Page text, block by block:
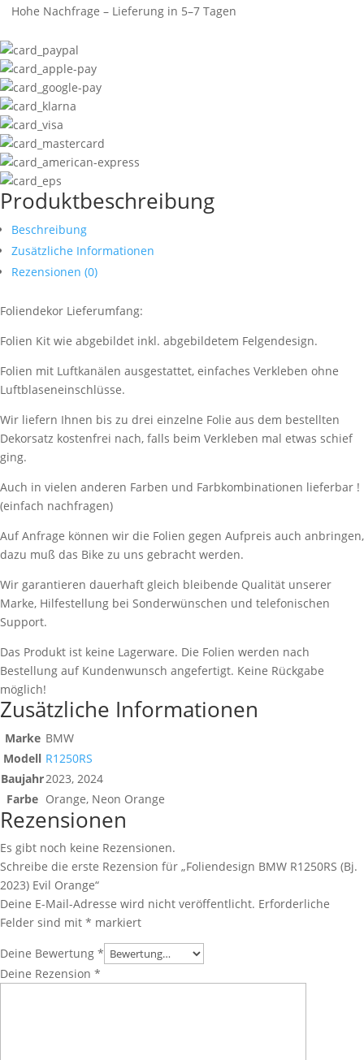
Hohe Nachfrage – Lieferung in 5–7 Tagen
Produktbeschreibung
Beschreibung
Zusätzliche Informationen
Rezensionen (0)
Foliendekor Lieferumfang:
Folien Kit wie abgebildet inkl. abgebildetem Felgendesign.
Folien mit Luftkanälen ausgestattet, einfaches Verkleben ohne
Luftblaseneinschlüsse.
Wir liefern Ihnen bis zu drei einzelne Folie aus dem bestellten
Dekorsatz kostenfrei nach, falls beim Verkleben mal etwas schief
ging.
Auch in vielen anderen Farben und Farbkombinationen lieferbar !
(einfach nachfragen)
Auf Anfrage können wir die Folien gegen Aufpreis auch anbringen,
dazu muß das Bike zu uns gebracht werden.
Wir garantieren dauerhaft gleich bleibende Qualität unserer
Marke, Hilfestellung bei Sonderwünschen und telefonischen
Support.
Das Produkt ist keine Lagerware. Die Folien werden nach
Bestellung auf Kundenwunsch angefertigt. Keine Rückgabe
möglich!
Zusätzliche Informationen
Marke BMW
Modell R1250RS
Baujahr2023, 2024
Farbe Orange, Neon Orange
Rezensionen
Es gibt noch keine Rezensionen.
Schreibe die erste Rezension für „Foliendesign BMW R1250RS (Bj.
2023) Evil Orange“
Deine E-Mail-Adresse wird nicht veröffentlicht. Erforderliche
Felder sind mit * markiert
Deine Bewertung *
Deine Rezension *